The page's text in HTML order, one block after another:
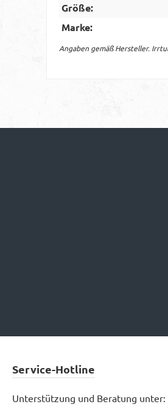
Größe:
Marke:
Angaben gemäß Hersteller.
Service-Hotline
Unterstützung und Beratung unter: